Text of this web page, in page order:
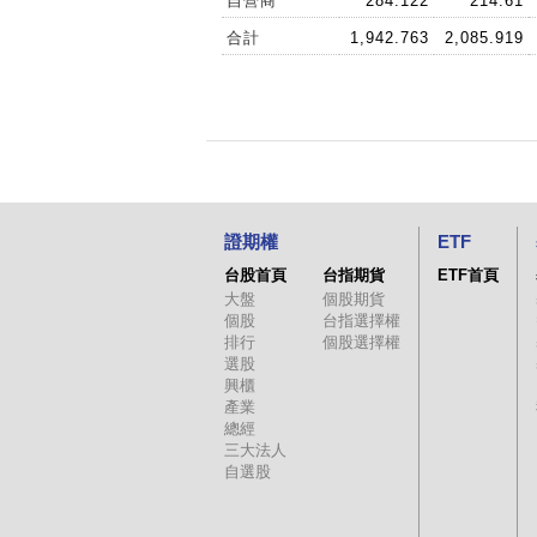
合計 1,942.763 2,085.919
證期權
台股首頁
大盤
個股
排行
選股
興櫃
產業
總經
三大法人
自選股
台指期貨
個股期貨
台指選擇權
個股選擇權
ETF
ETF首頁